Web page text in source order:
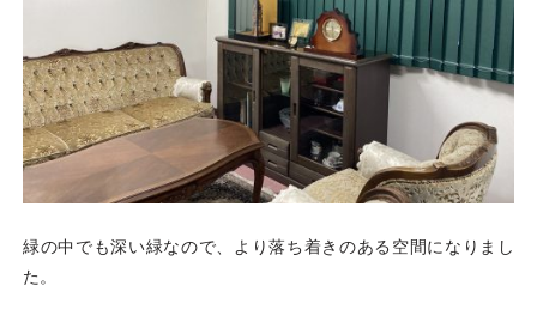
緑の中でも深い緑なので、より落ち着きのある空間になりまし
た。